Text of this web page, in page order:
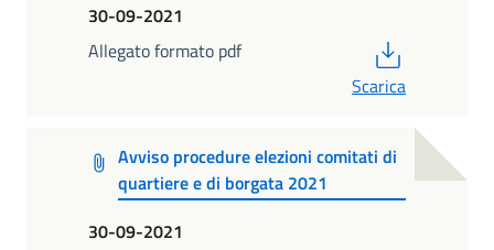
30-09-2021
Allegato formato pdf
Scarica
Avviso procedure elezioni comitati di
quartiere e di borgata 2021
30-09-2021